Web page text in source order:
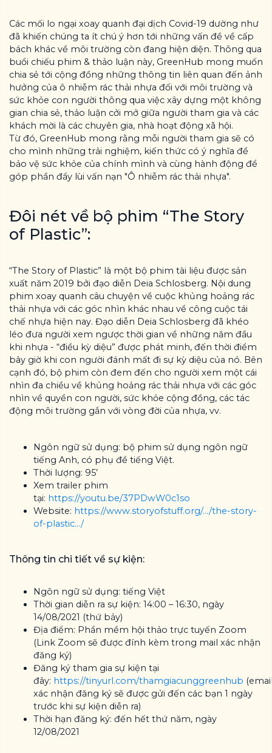
Các mối lo ngại xoay quanh đại dịch Covid-19 dường như
đã khiến chúng ta ít chú ý hơn tới những vấn đề về cấp
bách khác về môi trường còn đang hiện diện. Thông qua
buổi chiếu phim & thảo luận này, GreenHub mong muốn
chia sẻ tới cộng đồng những thông tin liên quan đến ảnh
hưởng của ô nhiễm rác thải nhựa đối với môi trường và
sức khỏe con người thông qua việc xây dựng một không
gian chia sẻ, thảo luận cởi mở giữa người tham gia và các
khách mời là các chuyên gia, nhà hoạt động xã hội.
Từ đó, GreenHub mong rằng mỗi người tham gia sẽ có
cho mình những trải nghiệm, kiến thức có ý nghĩa để
bảo vệ sức khỏe của chính mình và cùng hành động để
góp phần đẩy lùi vấn nạn "Ô nhiễm rác thải nhựa".
Đôi nét về bộ phim “The Story
of Plastic”:
“The Story of Plastic” là một bộ phim tài liệu được sản
xuất năm 2019 bởi đạo diễn Deia Schlosberg. Nội dung
phim xoay quanh câu chuyện về cuộc khủng hoảng rác
thải nhựa với các góc nhìn khác nhau về công cuộc tái
chế nhựa hiện nay. Đạo diễn Deia Schlosberg đã khéo
léo đưa người xem ngược thời gian về những năm đầu
khi nhựa - “điều kỳ diệu” được phát minh, đến thời điểm
bây giờ khi con người đánh mất đi sự kỳ diệu của nó. Bên
cạnh đó, bộ phim còn đem đến cho người xem một cái
nhìn đa chiều về khủng hoảng rác thải nhựa với các góc
nhìn về quyền con người, sức khỏe cộng đồng, các tác
động môi trường gắn với vòng đời của nhựa, vv.
Ngôn ngữ sử dụng: bộ phim sử dụng ngôn ngữ
tiếng Anh, có phụ đề tiếng Việt.
Thời lượng: 95’
Xem trailer phim
tại: https://youtu.be/37PDwW0c1so
Website: https://www.storyofstuff.org/.../the-story-
of-plastic.../
Thông tin chi tiết về sự kiện:
Ngôn ngữ sử dụng: tiếng Việt
Thời gian diễn ra sự kiện: 14:00 – 16:30, ngày
14/08/2021 (thứ bảy)
Địa điểm: Phần mềm hội thảo trực tuyến Zoom
(Link Zoom sẽ được đính kèm trong mail xác nhận
đăng ký)
Đăng ký tham gia sự kiện tại
đây: https://tinyurl.com/thamgiacunggreenhub
xác nhận đăng ký sẽ được gửi đến các bạn 1 ngày
trước khi sự kiện diễn ra)
Thời hạn đăng ký: đến hết thứ năm, ngày
12/08/2021